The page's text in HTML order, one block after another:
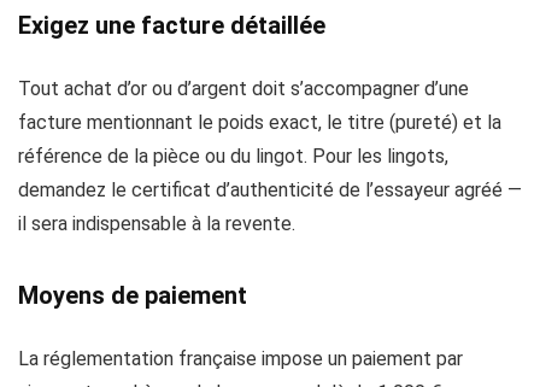
Exigez une facture détaillée
Tout achat d’or ou d’argent doit s’accompagner d’une
facture mentionnant le poids exact, le titre (pureté) et la
référence de la pièce ou du lingot. Pour les lingots,
demandez le certificat d’authenticité de l’essayeur agréé —
il sera indispensable à la revente.
Moyens de paiement
La réglementation française impose un paiement par